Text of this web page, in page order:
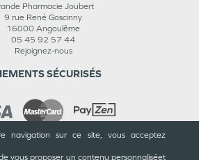
navigation sur ce site, vous acceptez
vous proposer un contenu personnaliséet
Pharmacie Joubert
9 rue René Goscinny
16000 Angoulême
05 45 92 57 44
Rejoignez-nous
SÉCURISÉS